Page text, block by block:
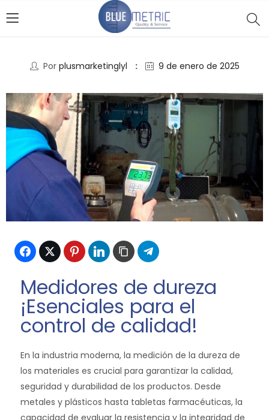
Por plusmarketinglyl 9 de enero de 2025
Medidores de dureza
¡Esenciales para el
control de calidad!
En la industria moderna, la medición de la dureza de
los materiales es crucial para garantizar la calidad,
seguridad y durabilidad de los productos. Desde
metales y plásticos hasta tabletas farmacéuticas, la
capacidad de evaluar la resistencia y la integridad de